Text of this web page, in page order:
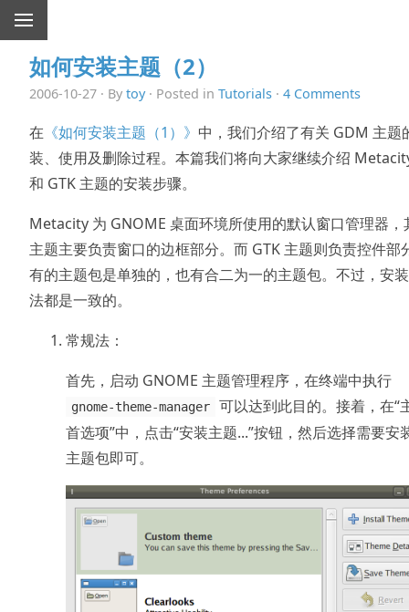
如何安装主题（2）
2006-10-27 · By toy· Posted in Tutorials · 4 Comments
在 《如何安装主题（1）》 中，我们介绍了有关 GDM 主题
装、使用及删除过程。本篇我们将向大家继续介绍
和 GTK 主题的安装步骤。
Metacity 为 GNOME 桌面环境所使用的默认窗口管理器，
主题主要负责窗口的边框部分。而 GTK 主题则负责控件部
有的主题包是单独的，也有合二为一的主题包。不过，安
法都是一致的。
常规法：
首先，启动 GNOME 主题管理程序，在终端中执行
gnome-theme-manager
可以达到此目的。接着，在“
首选项”中，点击“安装主题...”按钮，然后选择需要安
主题包即可。